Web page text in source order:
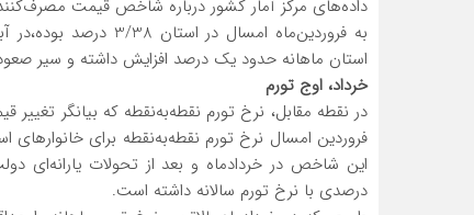
استان ماهانه حدود یک درصد افزایش داشته و سیر
خرداد، اوج تورم
در نقطه مقابل، نرخ تورم نقطه‌به‌نقطه که بیانگر
درصدی با نرخ تورم سالانه داشته است.